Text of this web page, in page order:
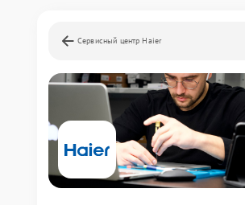
Сервисный центр Haier